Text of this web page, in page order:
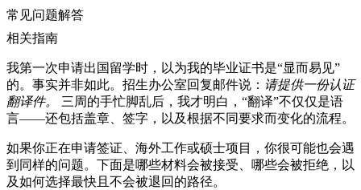
常见问题解答
相关指南
我第一次申请出国留学时，以为我的毕业证书是“显而易见”
的。事实并非如此。招生办公室回复邮件说： 请提供一份认证
翻译件。
三周的手忙脚乱后，我才明白，“翻译”不仅仅是语
言——还包括盖章、签字，以及根据不同要求而变化的流程。
如果你正在申请签证、海外工作或硕士项目，你很可能也会遇
到同样的问题。下面是哪些材料会被接受、哪些会被拒绝，以
及如何选择最快且不会被退回的路径。